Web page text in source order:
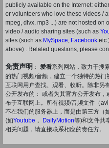
publicly available on the Internet:
or volunteers who love these videos /
mpeg, divx, mp3 ...) are not hosted on
video / audio sharing sites (such as
sites (such as MySpace Facebook
above) . Related questions, please
免责声明 ： 爱看系列网站，致力于搜
的热门视频/音频，建立一个独特的热
互联网用户查找、观看、收听。除非另
公开发布的： 或者为其官方公开发布
布于互联网上。所有视频/音频文件（
不在我们的服务器上，而是由第三方（
(如Youtube ， DailyMotion等)和文件共
相关问题，请直接联系相应的责任方。